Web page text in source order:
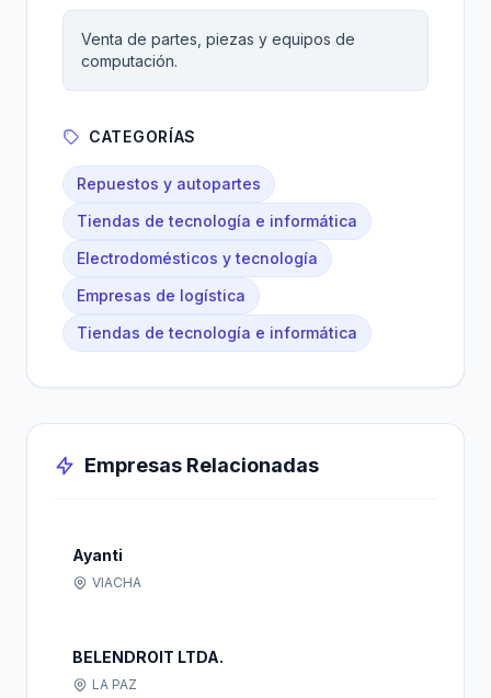
Venta de partes, piezas y equipos de
computación.
CATEGORÍAS
Repuestos y autopartes
Tiendas de tecnología e informática
Electrodomésticos y tecnología
Empresas de logística
Tiendas de tecnología e informática
Empresas Relacionadas
Ayanti
VIACHA
BELENDROIT LTDA.
LA PAZ